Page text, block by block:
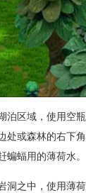
泊区域，使用空
处或森林的右下
蝙蝠用的薄荷水。
洞之中，使用薄